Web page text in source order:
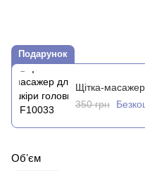
Подарунок
Щітка-
350 грн
Обʼєм